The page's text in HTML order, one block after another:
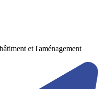
et l'aménagement